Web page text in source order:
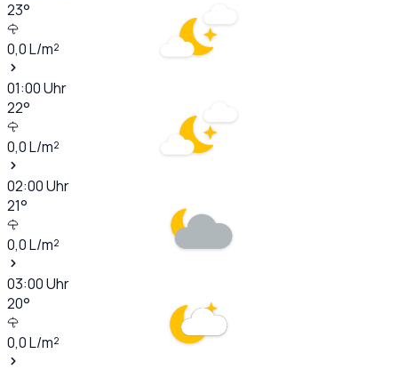
23°
0,0L/m²
01:00Uhr
22°
0,0L/m²
02:00Uhr
21°
0,0L/m²
03:00Uhr
20°
0,0L/m²